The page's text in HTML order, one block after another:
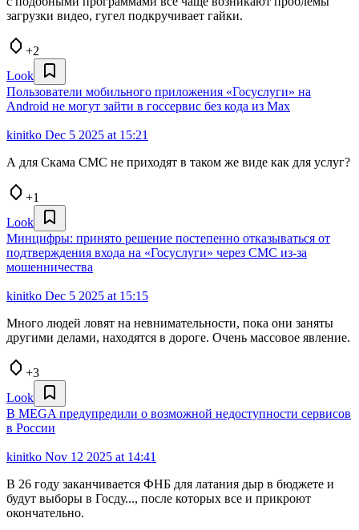
загрузки видео, гугел подкручивает гайки.
+2
Look
Пользователи мобильного приложения «Госуслуги» на
Android не могут зайти в госсервис без кода из Max
kinitko Dec 5 2025 at 15:21
А для Скама СМС не приходят в таком же виде как для услуг?
+1
Look
Минцифры: принято решение постепенно отказываться от
подтверждения входа на «Госуслуги» через СМС из-за
мошенничества
kinitko Dec 5 2025 at 15:15
Много людей ловят на невнимательности, пока они заняты
другими делами, находятся в дороге. Очень массовое явление.
+3
Look
В MEGA предупредили о возможной недоступности сервисов
в России
kinitko Nov 12 2025 at 14:41
В 26 году заканчивается ФНБ для латания дыр в бюджете и
будут выборы в Госду..., после которых все и прикроют
окончательно.